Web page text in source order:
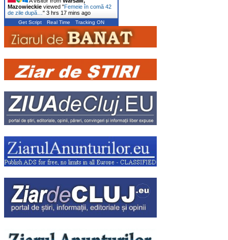
Mazowieckie viewed "Femeie în comă 42
de zile după… " 3 hrs 17 mins ago
Get Script Real Time Tracking ON